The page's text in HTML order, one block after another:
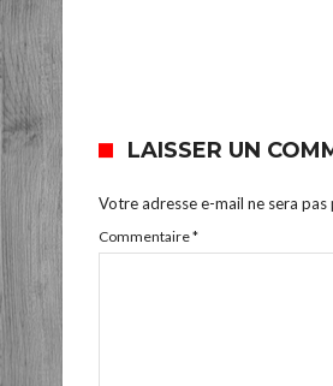
LAISSER UN
Votre adresse e-mail ne sera pas
Commentaire*